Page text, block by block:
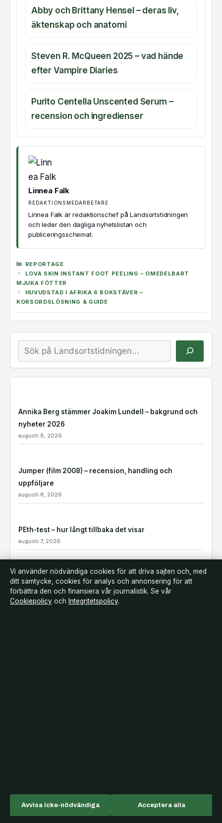
Abby och Brittany Hensel – deras liv,
äktenskap och anatomi
Steven R. McQueen 2025 – vad hände
efter Vampire Diaries
Purito Centella Unscented Serum –
recension och ingredienser
Linnea Falk
REDAKTIONSMEDARBETARE
Linnea Falk är redaktionschef på Landsortstidningen
och leder den dagliga nyhetslistan och
publiceringsschemat.
KATEGORIER
REPORTAGE
LOVA SKIN INSTANT FOOT PEELING – OMEDELBART
MJUKA FÖTTER
HUVUDSTAD I AFRIKA 6 BOKSTÄVER –
KORSORDSLÖSNING & GUIDE
Sök
Annika Berg stämmer Joakim Lundell – bakgrund och
nyheter 2026
augusti 8, 2026
Jumper (film 2008) – recension, handling och
uppföljare
augusti 8, 2026
PEth-test – hur långt tillbaka det visar
augusti 7, 2026
Öron näsa hals Örebro – jämför offentlig och privat
vård
augusti 7, 2026
Vi använder nödvändiga cookies för att driva sajten och, med
ditt samtycke, cookies för analys och annonsering för att
förbättra den och finansiera vår journalistik. Se vår
Cookiepolicy och Integritetspolicy.
Avvisa icke-nödvändiga Acceptera alla